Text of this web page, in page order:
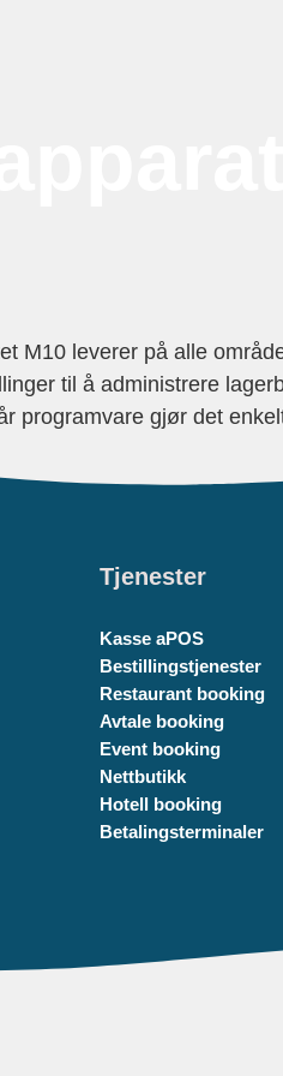
M10 leverer på alle
til å administrere
programvare gjør det
Tjenester
Kasse aPOS
Bestillingstjenester
Restaurant booking
Avtale booking
Event booking
Nettbutikk
Hotell booking
Betalingsterminaler